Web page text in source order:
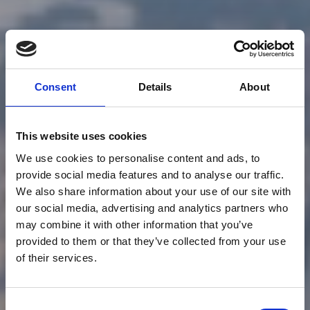
Consent Details About
This website uses cookies
We use cookies to personalise content and ads, to
provide social media features and to analyse our traffic.
We also share information about your use of our site with
our social media, advertising and analytics partners who
may combine it with other information that you’ve
provided to them or that they’ve collected from your use
of their services.